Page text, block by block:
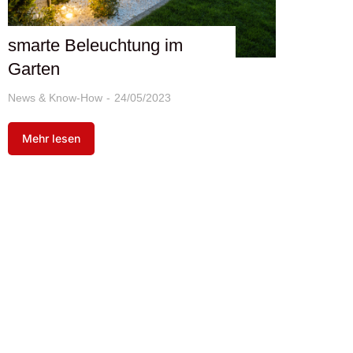
smarte Beleuchtung im
Garten
News & Know-How 24/05/2023
Mehr lesen